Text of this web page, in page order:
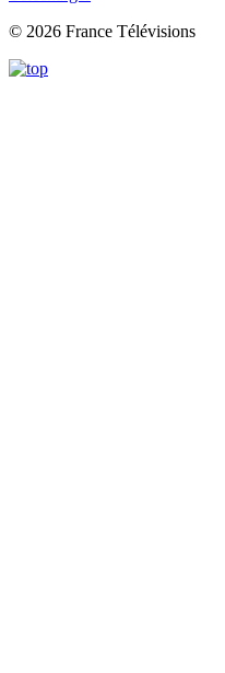
© 2026 France Télévisions